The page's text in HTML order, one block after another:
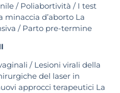
/ Poliabortività / I test
minaccia d’aborto La
/ Parto pre-termine
/ Lesioni virali della
del laser in
approcci terapeutici La